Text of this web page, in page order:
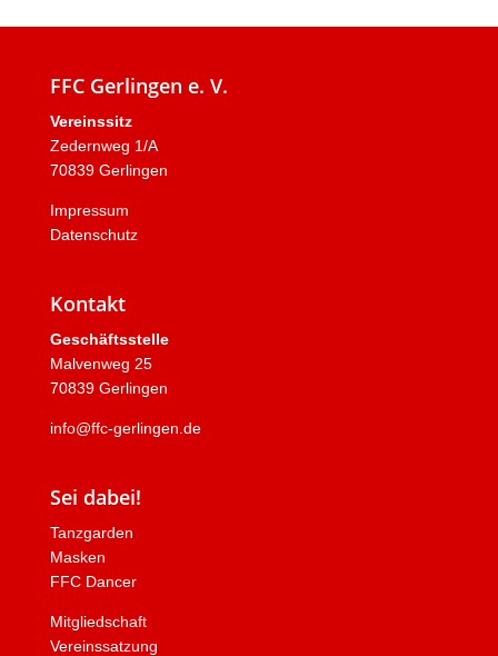
FFC Gerlingen e. V.
Vereinssitz
Zedernweg 1/A
70839 Gerlingen
Impressum
Datenschutz
Kontakt
Geschäftsstelle
Malvenweg 25
70839 Gerlingen
info@ffc-gerlingen.de
Sei dabei!
Tanzgarden
Masken
FFC Dancer
Mitgliedschaft
Vereinssatzung